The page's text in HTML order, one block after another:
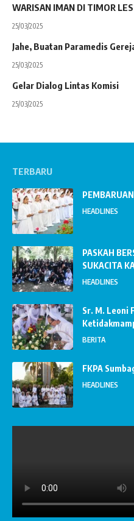
WARISAN IMAN DI TIMOR
25/03/2025
Jahe, Buatan Paramedis
25/03/2025
Gelar Dialog Lintas Komisi
25/03/2025
TERBARU
HEADLINES
PASKAH
SUKACITA
HEADLINES
Sr. M. Leoni
BERITA
FKPA
HEADLINES